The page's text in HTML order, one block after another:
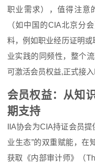
职业需求），值得注意
（如中国的CIA北京分
料，例如职业经历证明
业实践的同频性，整个
可激活会员权益,正式接入
会员权益：从知
期支持
IIA协会为CIA持证会员
业生态”的双重赋能，在
获取《内部审计师》（